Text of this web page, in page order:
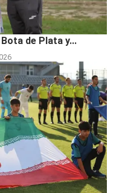
de Plata y...